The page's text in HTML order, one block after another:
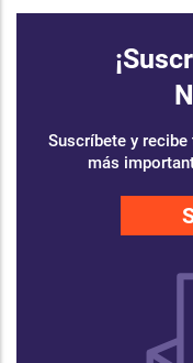
Suscríbete y
más